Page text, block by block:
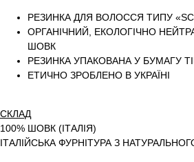
РЕЗИНКА ДЛЯ ВОЛОССЯ ТИПУ
ОРГАНІЧНИЙ, ЕКОЛОГІЧНО
ШОВК
РЕЗИНКА УПАКОВАНА У БУМАГУ
ЕТИЧНО ЗРОБЛЕНО В УКРАЇНІ
СКЛАД
100% ШОВК (ІТАЛІЯ)
ІТАЛІЙСЬКА ФУРНІТУРА З